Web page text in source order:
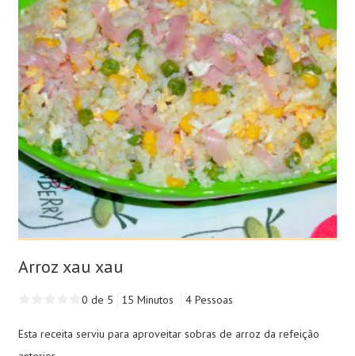
Arroz xau xau
0 de 5 15 Minutos 4 Pessoas
Esta receita serviu para aproveitar sobras de arroz da refeição